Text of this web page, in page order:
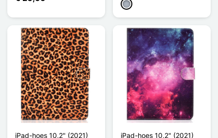
Grijs
iPad-hoes 10,2" (2021)
iPad-hoes 10,2" (2021)